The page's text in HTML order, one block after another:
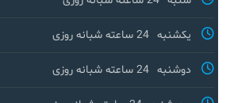
یکشنبه 24 ساعته شبانه روزی
دوشنبه 24 ساعته شبانه روزی